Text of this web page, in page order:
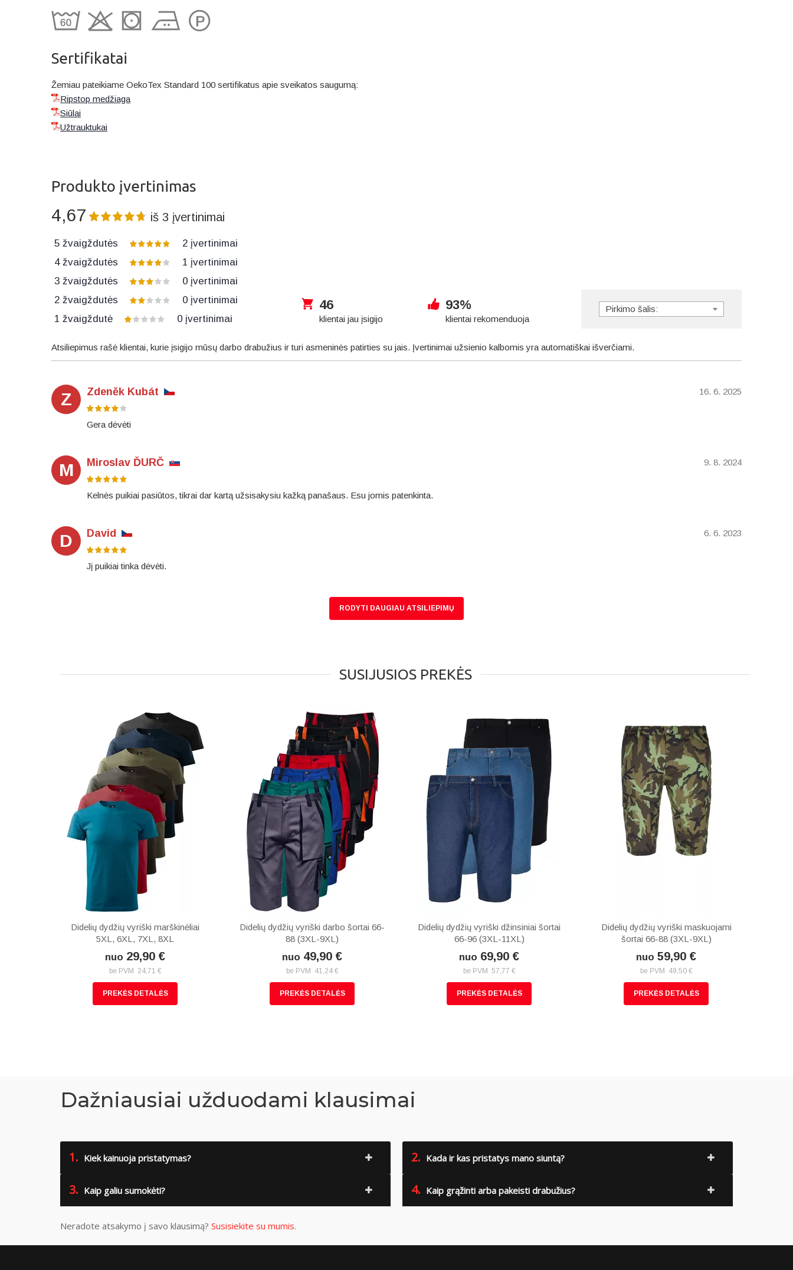
Sertifikatai
Žemiau pateikiame OekoTex Standard 100 sertifikatus apie sveikatos saugumą:
Ripstop medžiaga
Siūlai
Užtrauktukai
Produkto įvertinimas
4,67 iš 3 įvertinimai
5 žvaigždutės 2 įvertinimai
4 žvaigždutės
1 įvertinimai
3 žvaigždutės
0 įvertinimai
2 žvaigždutės
0 įvertinimai
1 žvaigždutė
0 įvertinimai
46
klientai jau įsigijo
93%
klientai rekomenduoja
Pirkimo šalis:
Atsiliepimus rašė klientai, kurie įsigijo mūsų darbo drabužius ir turi asmeninės patirties su jais. Įvertinimai užsienio kalbomis yra automatiškai išverčiami.
Z 16. 6. 2025
Zdeněk Kubát
Gera dėvėti
M 9. 8. 2024
Miroslav ĎURČ
Kelnės puikiai pasiūtos, tikrai dar kartą užsisakysiu kažką panašaus. Esu jomis patenkinta.
D 6. 6. 2023
David
Jį puikiai tinka dėvėti.
RODYTI DAUGIAU ATSILIEPIMŲ
SUSIJUSIOS PREKĖS
Didelių dydžių vyriški marškinėliai
5XL, 6XL, 7XL, 8XL
nuo 29,90 €
be PVM 24,71 €
PREKĖS DETALĖS
Didelių dydžių vyriški darbo šortai 66-
88 (3XL-9XL)
nuo 49,90 €
be PVM 41,24 €
PREKĖS DETALĖS
Didelių dydžių vyriški džinsiniai šortai
66-96 (3XL-11XL)
nuo 69,90 €
be PVM 57,77 €
PREKĖS DETALĖS
Didelių dydžių vyriški maskuojami
šortai 66-88 (3XL-9XL)
nuo 59,90 €
be PVM 49,50 €
PREKĖS DETALĖS
Dažniausiai užduodami klausimai
1. Kiek kainuoja pristatymas? 2. Kada ir kas pristatys mano siuntą?
3. Kaip galiu sumokėti? 4. Kaip grąžinti arba pakeisti drabužius?
Neradote atsakymo į savo klausimą? Susisiekite su mumis.